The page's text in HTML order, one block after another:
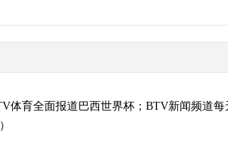
体育全面报道巴西世界杯；BTV新闻频道